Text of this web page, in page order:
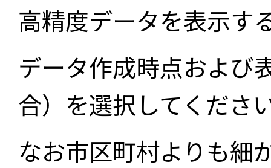
高精度データを表示す
データ作成時点および
合）を選択してくださ
なお市区町村よりも細